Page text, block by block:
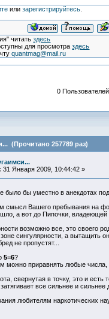
или зарегистрируйтесь.
читатьздесь
для просмотраздесь
quantmag@mail.ru
0
(Прочитано 257789 раз)
: 31 Января 2009, 10:44:42 »
было бы уместно в анекдотах
смысл Вашего пребывания на
а вот до Пипочки,
возможно все, это своего
зоне сингулярности, а вытащить
не пропустят...
5=6?
можно приравнять любые числа,
свернутая в точку, это и
все сильнее и
любителям наркотических